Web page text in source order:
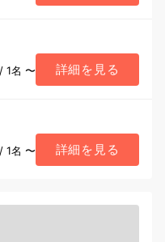
/ 1名 〜 詳細を見る
/ 1名 〜 詳細を見る